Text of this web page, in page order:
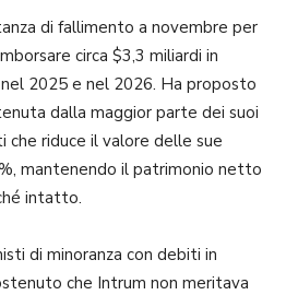
di fallimento a novembre per
circa $3,3 miliardi in
2025 e nel 2026. Ha proposto
dalla maggior parte dei suoi
che riduce il valore delle sue
mantenendo il patrimonio netto
intatto.
di minoranza con debiti in
che Intrum non meritava